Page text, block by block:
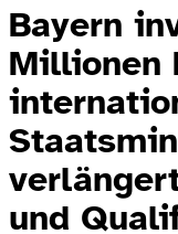
Bayern
Millionen
und